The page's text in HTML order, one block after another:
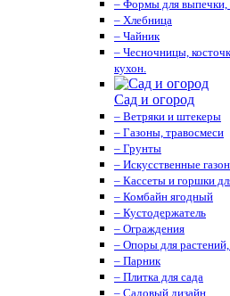
– Формы для выпечки,
– Хлебница
– Чайник
– Чесночницы,
кухон.
Сад и огород
– Ветряки и штекеры
– Газоны, травосмеси
– Грунты
– Искусственные
– Кассеты и горшки
– Комбайн ягодный
– Кустодержатель
– Ограждения
– Опоры для
– Парник
– Плитка для сада
– Садовый дизайн